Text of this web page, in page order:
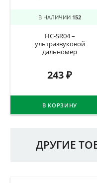
В НАЛИЧИИ 152
HC-SR04 –
ультразвуковой
дальномер
243₽
В КОРЗИНУ
ДРУГИЕ